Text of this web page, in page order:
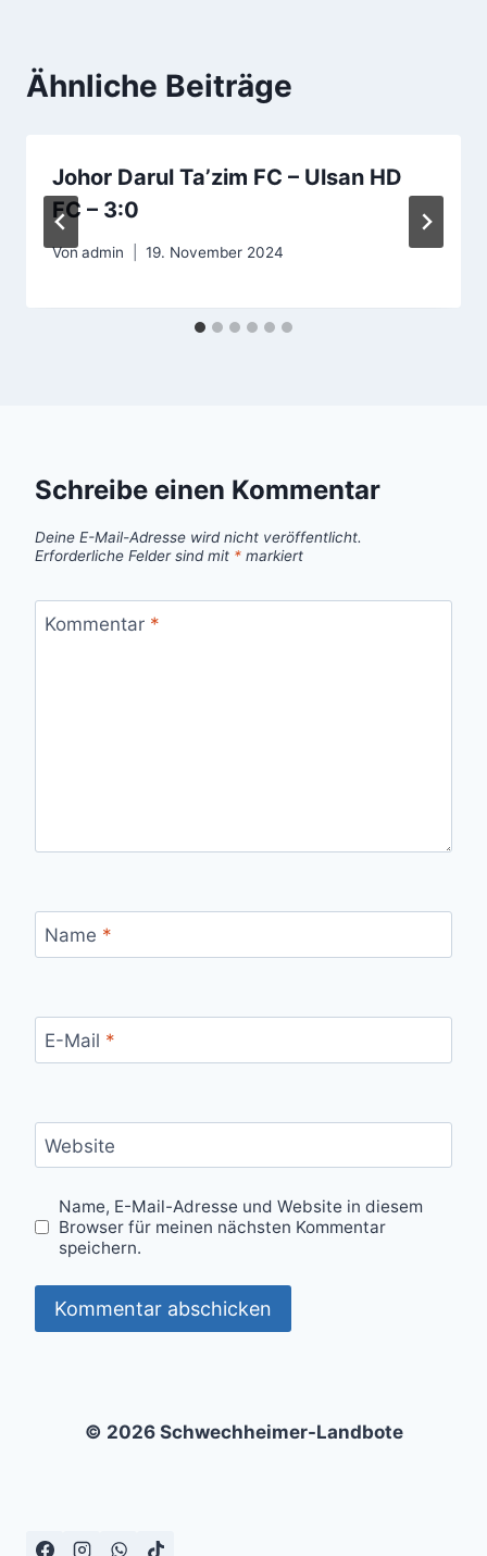
Ähnliche Beiträge
Johor Darul Ta’zim FC – Ulsan HD
FC – 3:0
Vonadmin 19. November 2024
Schreibe einen Kommentar
Deine E-Mail-Adresse wird nicht veröffentlicht.
Erforderliche Felder sind mit * markiert
Kommentar *
Name *
E-Mail *
Website
Name, E-Mail-Adresse und Website in diesem
Browser für meinen nächsten Kommentar
speichern.
© 2026 Schwechheimer-Landbote